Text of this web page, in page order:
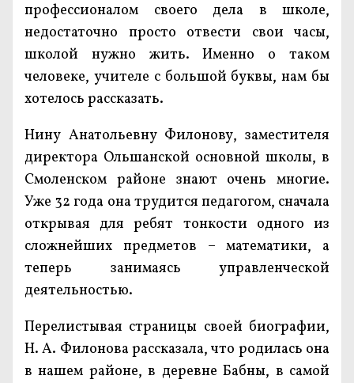
профессионалом своего дела в школе,
недостаточно просто отвести свои часы,
школой нужно жить. Именно о таком
человеке, учителе с большой буквы, нам бы
хотелось рассказать.
Нину Анатольевну Филонову, заместителя
директора Ольшанской основной школы, в
Смоленском районе знают очень многие.
Уже 32 года она трудится педагогом, сначала
открывая для ребят тонкости одного из
сложнейших предметов – математики, а
теперь занимаясь управленческой
деятельностью.
Перелистывая страницы своей биографии,
Н. А. Филонова рассказала, что родилась она
в нашем районе, в деревне Бабны, в самой